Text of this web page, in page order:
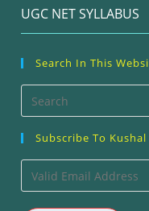
UGC NET SYLLABUS
Search In This
Subscribe To
Valid
Email